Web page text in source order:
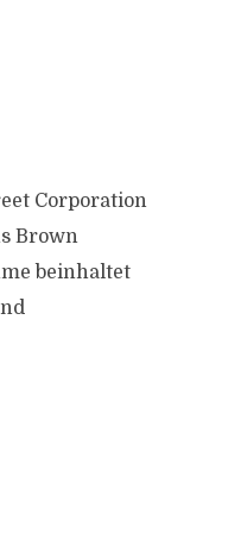
Corporation
Brown
beinhaltet